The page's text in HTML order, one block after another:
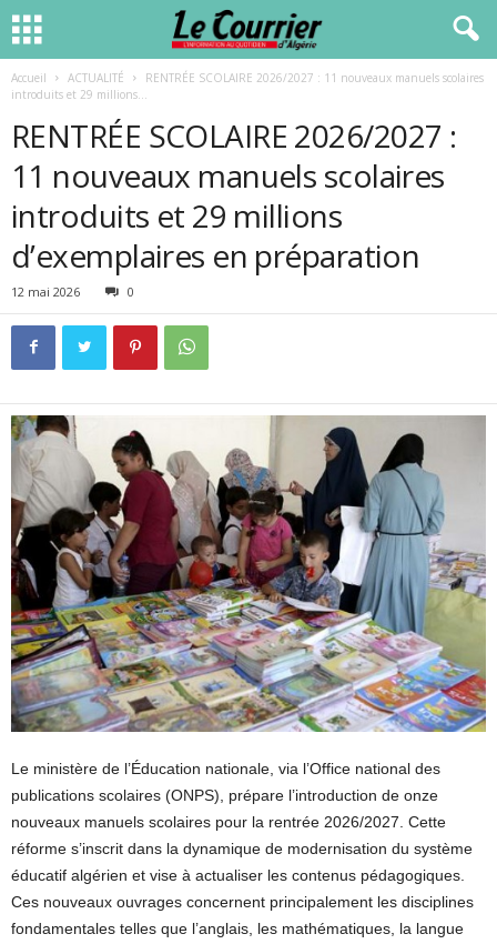
Accueil ACTUALITÉ
RENTRÉE SCOLAIRE 2026/2027 : 11 nouveaux manuels scolaires
introduits et 29 millions...
RENTRÉE SCOLAIRE 2026/2027 :
11 nouveaux manuels scolaires
introduits et 29 millions
d’exemplaires en préparation
12 mai 2026 0
Le ministère de l’Éducation nationale, via l’Office national des
publications scolaires (ONPS), prépare l’introduction de onze
nouveaux manuels scolaires pour la rentrée 2026/2027. Cette
réforme s’inscrit dans la dynamique de modernisation du système
éducatif algérien et vise à actualiser les contenus pédagogiques.
Ces nouveaux ouvrages concernent principalement les disciplines
fondamentales telles que l’anglais, les mathématiques, la langue